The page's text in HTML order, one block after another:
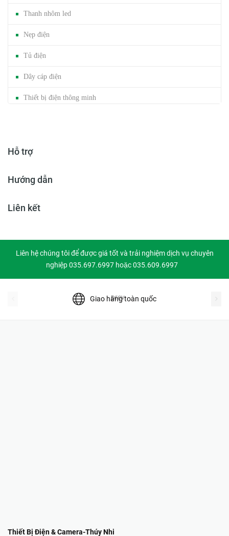
Thanh nhôm led
Nẹp điện
Tủ điện
Dây cáp điện
Thiết bị điện thông minh
Hỗ trợ
Hướng dẫn
Liên kết
Liên hệ chúng tôi để được giá tốt và trải nghiệm dịch vụ chuyên
nghiệp 035.697.6997 hoặc 035.609.6997
Giao hàng toàn quốc
prev
Thiết Bị Điện & Camera-Thúy Nhi